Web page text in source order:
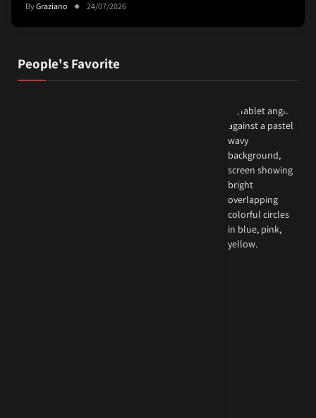
ByGraziano 24/07/2026
People's Favorite